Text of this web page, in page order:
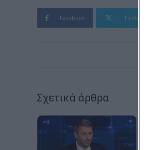
Facebook Twitter
Σχετικά άρθρα